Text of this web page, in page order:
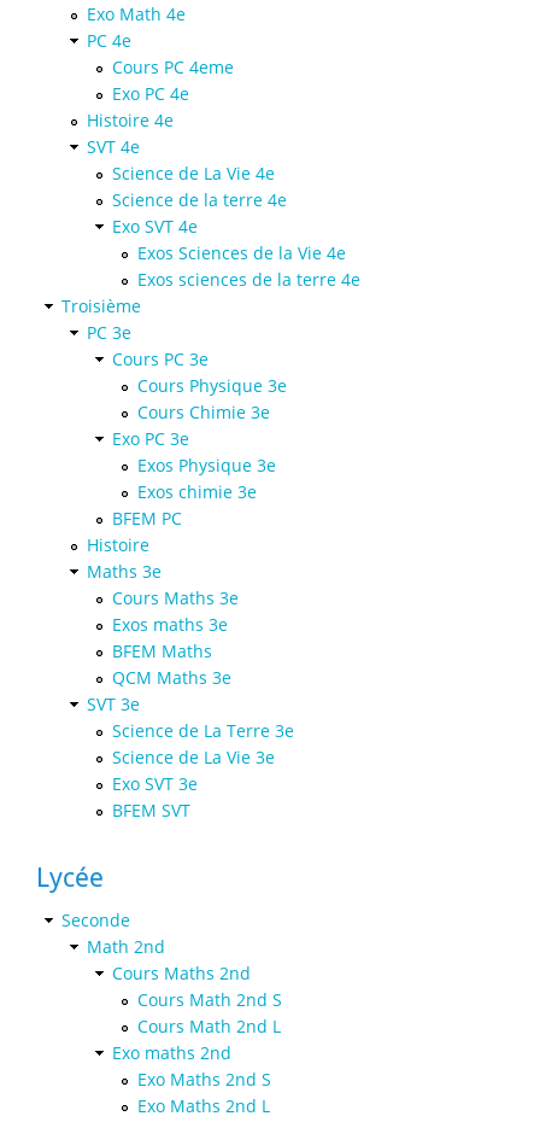
Exo Math 4e
PC 4e
Cours PC 4eme
Exo PC 4e
Histoire 4e
SVT 4e
Science de La Vie 4e
Science de la terre 4e
Exo SVT 4e
Exos Sciences de la Vie 4e
Exos sciences de la terre 4e
Troisième
PC 3e
Cours PC 3e
Cours Physique 3e
Cours Chimie 3e
Exo PC 3e
Exos Physique 3e
Exos chimie 3e
BFEM PC
Histoire
Maths 3e
Cours Maths 3e
Exos maths 3e
BFEM Maths
QCM Maths 3e
SVT 3e
Science de La Terre 3e
Science de La Vie 3e
Exo SVT 3e
BFEM SVT
Lycée
Seconde
Math 2nd
Cours Maths 2nd
Cours Math 2nd S
Cours Math 2nd L
Exo maths 2nd
Exo Maths 2nd S
Exo Maths 2nd L